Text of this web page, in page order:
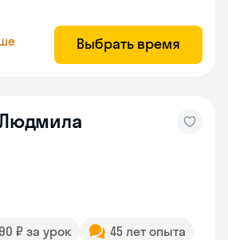
Выбрать время
₽ за урок
45 лет опыта